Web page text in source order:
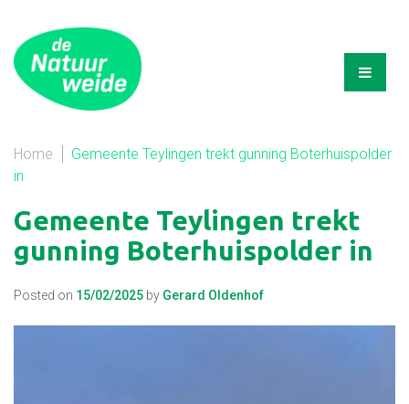
Home
Gemeente Teylingen trekt gunning Boterhuispolder
in
Gemeente Teylingen trekt
gunning Boterhuispolder in
Posted on 15/02/2025 by Gerard Oldenhof